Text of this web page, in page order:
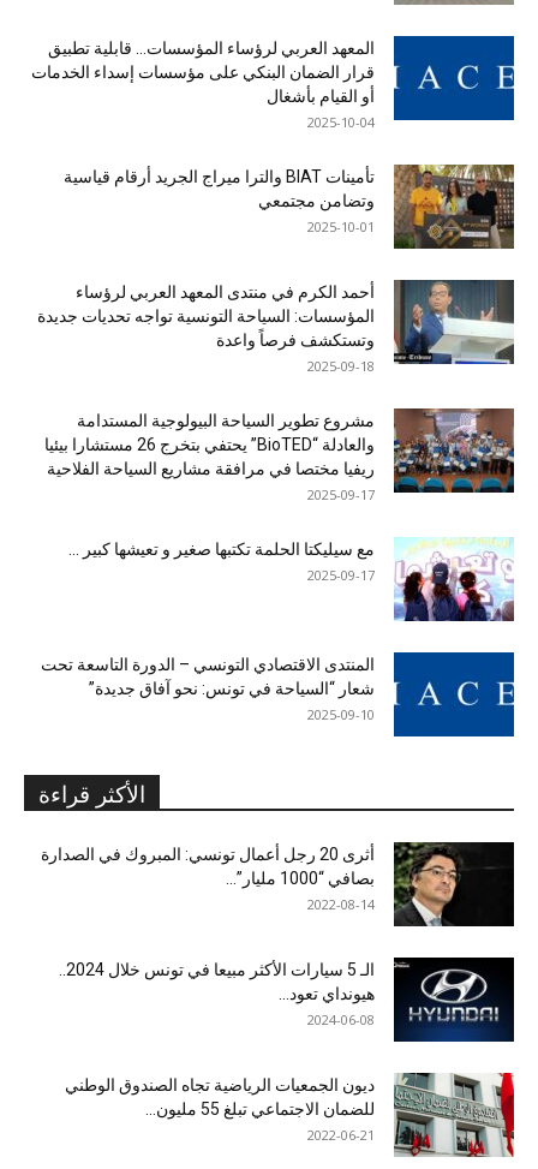
المعهد العربي لرؤساء المؤسسات… قابلية تطبيق
قرار الضمان البنكي على مؤسسات إسداء الخدمات
أو القيام بأشغال
2025-10-04
تأمينات BIAT والترا ميراج الجريد أرقام قياسية
وتضامن مجتمعي
2025-10-01
أحمد الكرم في منتدى المعهد العربي لرؤساء
المؤسسات: السياحة التونسية تواجه تحديات جديدة
وتستكشف فرصاً واعدة
2025-09-18
مشروع تطوير السياحة البيولوجية المستدامة
والعادلة “BioTED” يحتفي بتخرج 26 مستشارا بيئيا
ريفيا مختصا في مرافقة مشاريع السياحة الفلاحية
2025-09-17
مع سيليكتا الحلمة تكتبها صغير و تعيشها كبير …
2025-09-17
المنتدى الاقتصادي التونسي – الدورة التاسعة تحت
شعار “السياحة في تونس: نحو آفاق جديدة”
2025-09-10
الأكثر قراءة
أثرى 20 رجل أعمال تونسي: المبروك في الصدارة
بصافي “1000 مليار”...
2022-08-14
هيونداي تعود...
2024-06-08
ديون الجمعيات الرياضية تجاه الصندوق الوطني
للضمان الاجتماعي تبلغ 55 مليون...
2022-06-21